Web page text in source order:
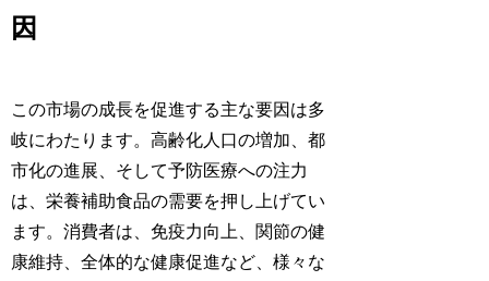
因
この市場の成長を促進する主な要因は多
岐にわたります。高齢化人口の増加、都
市化の進展、そして予防医療への注力
は、栄養補助食品の需要を押し上げてい
ます。消費者は、免疫力向上、関節の健
康維持、全体的な健康促進など、様々な